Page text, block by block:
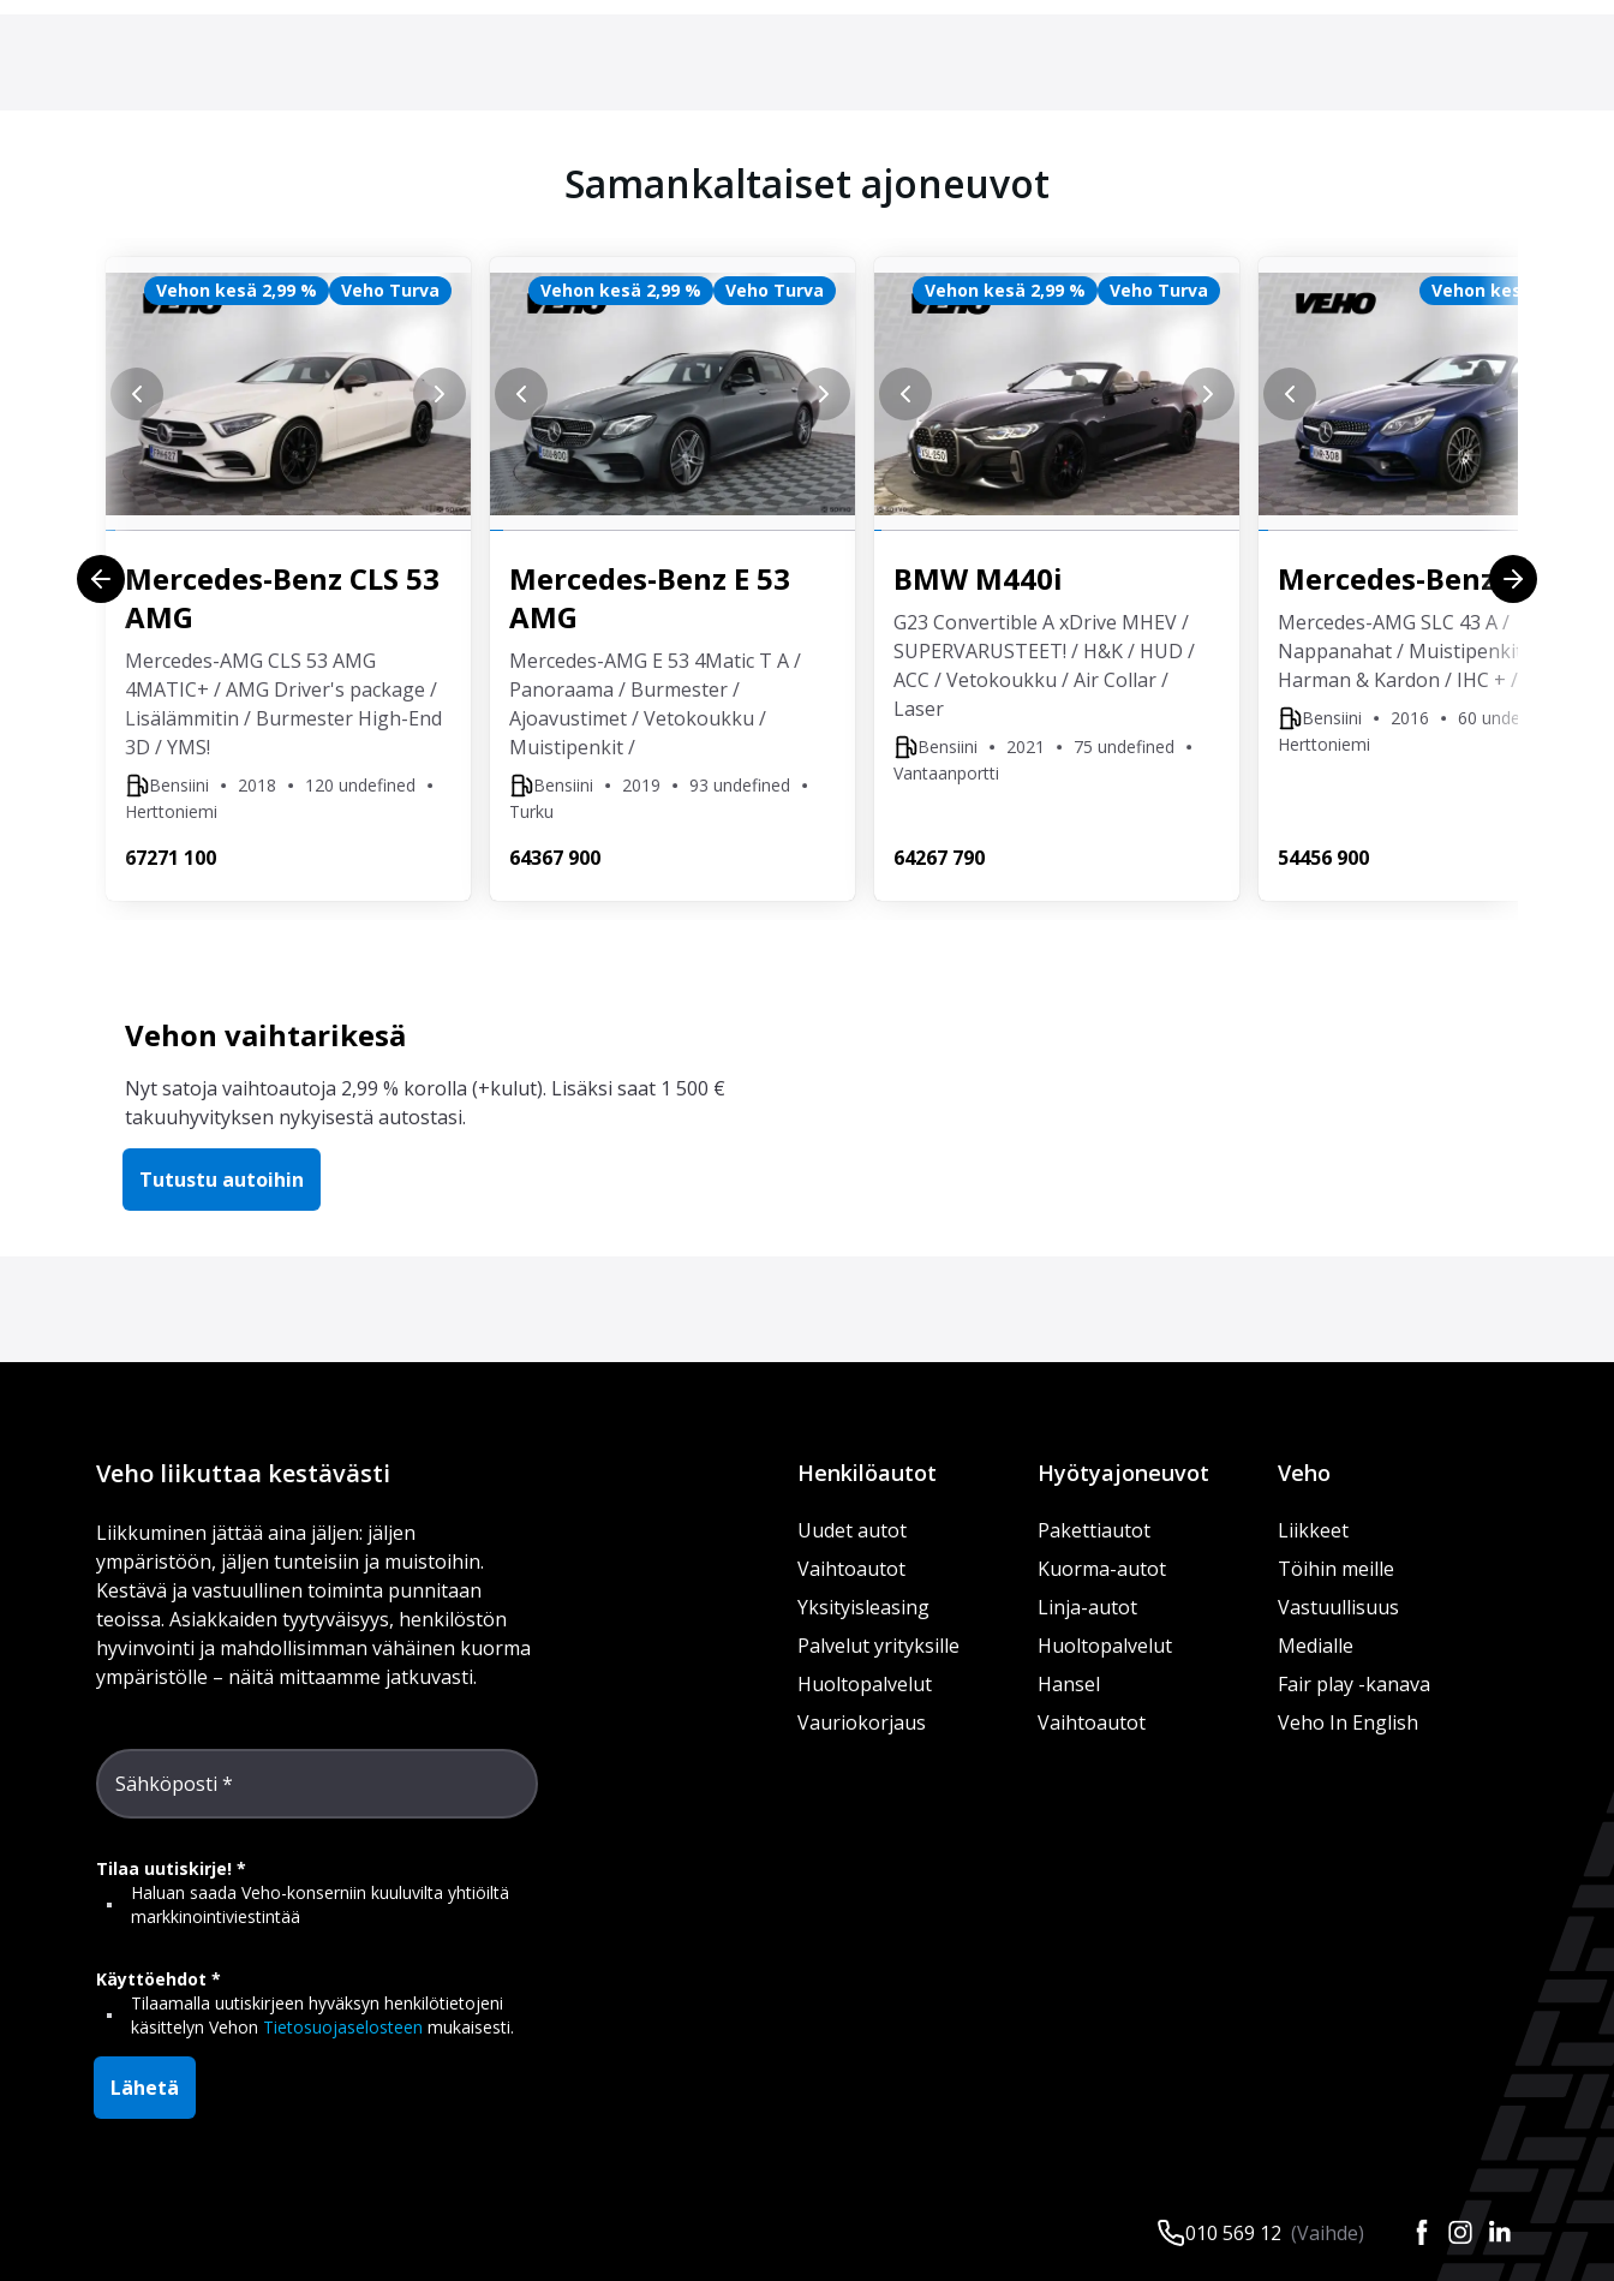
Samankaltaiset ajoneuvot
Vehon kesä 2,99 % Veho Turva
Mercedes-Benz CLS 53
AMG
Mercedes-AMG CLS 53 AMG
4MATIC+ / AMG Driver's package /
Lisälämmitin / Burmester High-End
3D / YMS!
Bensiini 2018
120 undefined
Herttoniemi
67271 100
Vehon kesä 2,99 % Veho Turva
Mercedes-Benz E 53
AMG
Mercedes-AMG E 53 4Matic T A /
Panoraama / Burmester /
Ajoavustimet / Vetokoukku /
Muistipenkit /
Bensiini 2019
93 undefined
Turku
64367 900
Vehon kesä 2,99 % Veho Turva
BMW M440i
G23 Convertible A xDrive MHEV /
SUPERVARUSTEET! / H&K / HUD /
ACC / Vetokoukku / Air Collar /
Laser
Bensiini 2021
75 undefined
Vantaanportti
64267 790
Vehon kesä 2,99 %
Mercedes-Benz SLC
Mercedes-AMG SLC 43 A /
Nappanahat / Muistipenkit /
Harman & Kardon / IHC + / YMS!
Bensiini 2016
60 undefined
Herttoniemi
54456 900
Vehon vaihtarikesä
Nyt satoja vaihtoautoja 2,99 % korolla (+kulut). Lisäksi saat 1 500 €
takuuhyvityksen nykyisestä autostasi.
Tutustu autoihin
Veho liikuttaa kestävästi
Liikkuminen jättää aina jäljen: jäljen
ympäristöön, jäljen tunteisiin ja muistoihin.
Kestävä ja vastuullinen toiminta punnitaan
teoissa. Asiakkaiden tyytyväisyys, henkilöstön
hyvinvointi ja mahdollisimman vähäinen kuorma
ympäristölle – näitä mittaamme jatkuvasti.
Sähköposti
Tilaa uutiskirje!
Haluan saada Veho-konserniin kuuluvilta yhtiöiltä
markkinointiviestintää
Käyttöehdot
Tilaamalla uutiskirjeen hyväksyn henkilötietojeni
käsittelyn Vehon Tietosuojaselosteen mukaisesti.
Lähetä
Henkilöautot
Uudet autot
Vaihtoautot
Yksityisleasing
Palvelut yrityksille
Huoltopalvelut
Vauriokorjaus
Hyötyajoneuvot
Pakettiautot
Kuorma-autot
Linja-autot
Huoltopalvelut
Hansel
Vaihtoautot
Veho
Liikkeet
Töihin meille
Vastuullisuus
Medialle
Fair play -kanava
Veho In English
010 569 12 (Vaihde)